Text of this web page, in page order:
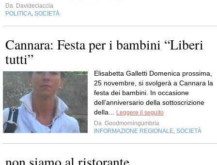
Da Davideciaccia
POLITICA SOCIETÀ
Cannara: Festa per i bambini “Liberi
tutti”
Elisabetta Galletti Domenica prossima,
25 novembre, si svolgerà a Cannara la
festa dei bambini. In occasione
dell’anniversario della sottoscrizione
della...
Leggere il seguito
Da Goodmorningumbria
INFORMAZIONE REGIONALE SOCIETÀ